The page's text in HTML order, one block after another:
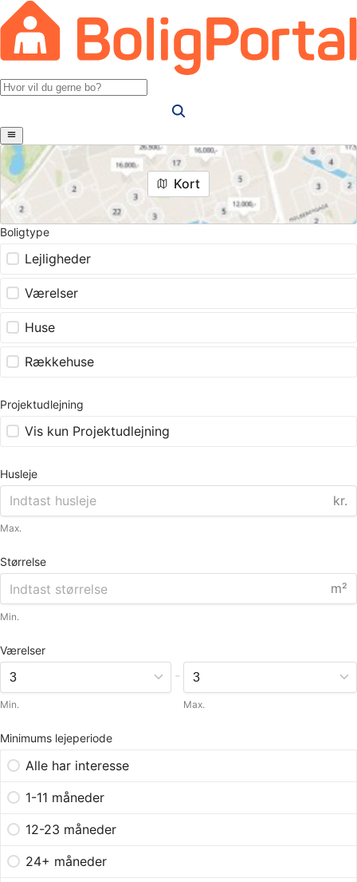
Kort
Boligtype
Lejligheder
Værelser
Huse
Rækkehuse
Projektudlejning
Vis kun Projektudlejning
Husleje
kr.
Max.
Størrelse
m²
Min.
Værelser
Min.
-
Max.
Minimums lejeperiode
Alle har interesse
1-11 måneder
12-23 måneder
24+ måneder